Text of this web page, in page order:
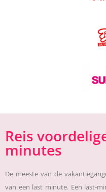
Reis
minutes
De meeste van de
van een last minute. Een last-